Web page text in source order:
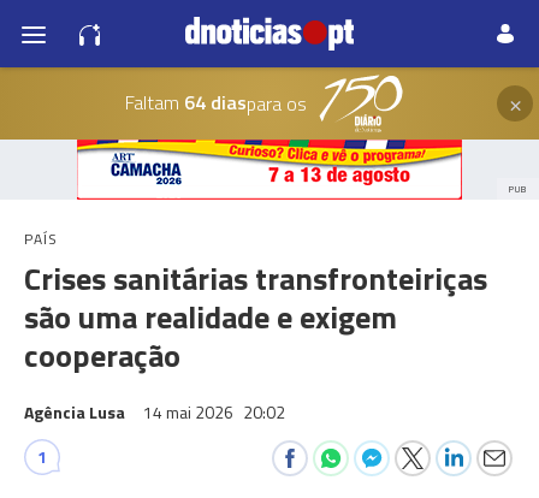
Faltam 64 diaspara os ×
PUB
PAÍS
Crises sanitárias transfronteiriças
são uma realidade e exigem
cooperação
Agência Lusa 14 mai 2026 20:02
1